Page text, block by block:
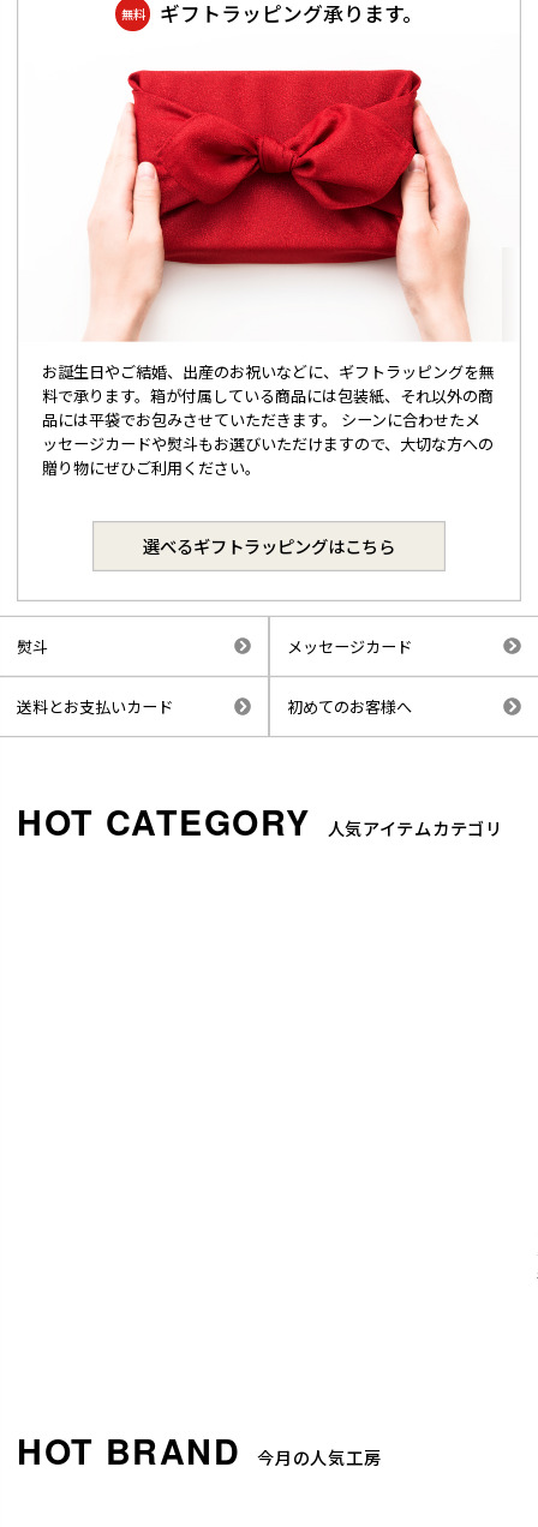
無料 ギフトラッピング承ります。
お誕生日やご結婚、出産のお祝いなどに、ギフトラッピングを無
料で承ります。箱が付属している商品には包装紙、それ以外の商
品には平袋でお包みさせていただきます。 シーンに合わせたメ
ッセージカードや熨斗もお選びいただけますので、大切な方への
贈り物にぜひご利用ください。
選べるギフトラッピングはこちら
熨斗 メッセージカード
送料とお支払いカード 初めてのお客様へ
人気アイテムカテゴリ
今月の人気工房